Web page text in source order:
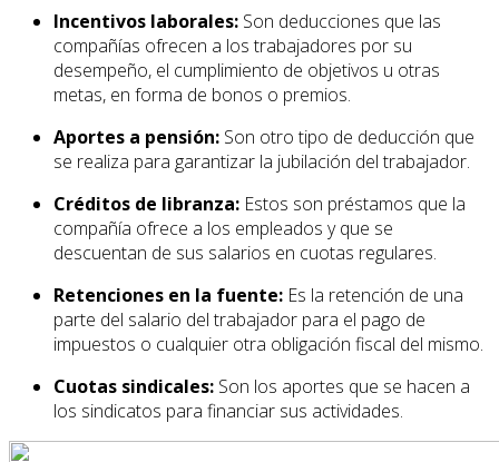
Incentivos laborales: Son deducciones que las
compañías ofrecen a los trabajadores por su
desempeño, el cumplimiento de objetivos u otras
metas, en forma de bonos o premios.
Aportes a pensión: Son otro tipo de deducción que
se realiza para garantizar la jubilación del trabajador.
Créditos de libranza: Estos son préstamos que la
compañía ofrece a los empleados y que se
descuentan de sus salarios en cuotas regulares.
Retenciones en la fuente: Es la retención de una
parte del salario del trabajador para el pago de
impuestos o cualquier otra obligación fiscal del mismo.
Cuotas sindicales: Son los aportes que se hacen a
los sindicatos para financiar sus actividades.